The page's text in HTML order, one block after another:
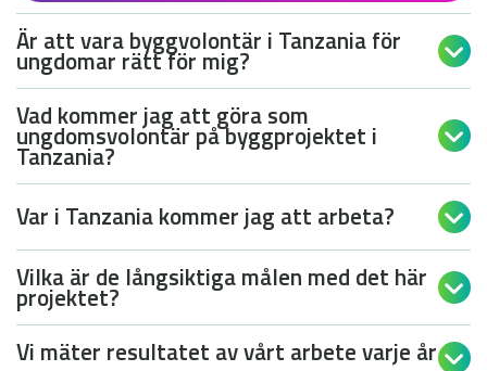
Är att vara byggvolontär i Tanzania för
ungdomar rätt för mig? 
Vad kommer jag att göra som
ungdomsvolontär på byggprojektet i
Tanzania?

Var i Tanzania kommer jag att arbeta? 
Vilka är de långsiktiga målen med det här
projektet? 
Vi mäter resultatet av vårt arbete varje år 